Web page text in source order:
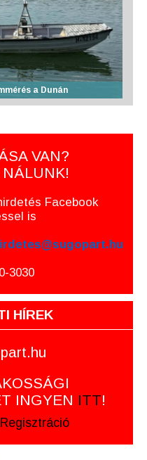
a Dunán
VAN?
Facebook
is
3030
HÍREK
INGYEN ITT!
Regisztráció